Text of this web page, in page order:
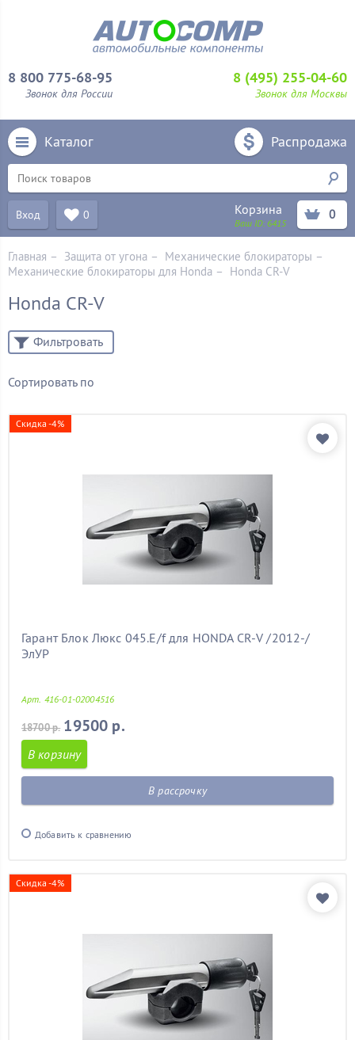
8 800 775-68-95
Звонок для России
8 (495) 255-04-60
Звонок для Москвы
Каталог Распродажа
Вход 0 Корзина
Ваш ID:6415
0
Главная – Защита от угона – Механические блoкираторы –
Механические блокираторы для Honda – Honda CR-V
Honda CR-V
Сортировать по
Скидка -4%
Гарант Блок Люкс 045.E/f для HONDA CR-V /2012-/
ЭлУР
Арт. 416-01-02004516
18700 р. 19500 р.
В корзину
В рассрочку
Добавить к сравнению
Скидка -4%
Бренд
Фильтровать